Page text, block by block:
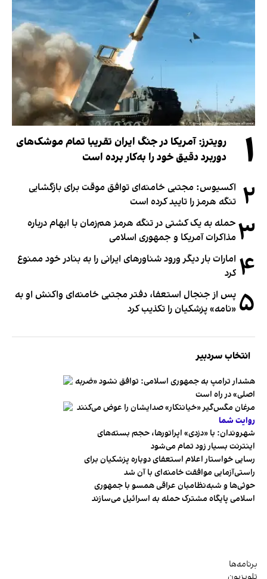
۱
رویترز: آمریکا در جنگ ایران تقریبا تمام موشک‌های
دوربرد دقیق خود را به‌کار برده است
۲ اکسیوس: مجتبی خامنه‌ای توافق موقت برای بازگشایی
تنگه هرمز را تایید کرده است
۳ حمله به یک کشتی در تنگه هرمز هم‌زمان با ابهام درباره
مذاکرات آمریکا و جمهوری اسلامی
۴ امارات بار دیگر ورود شناورهای ایرانی را به بنادر خود ممنوع
کرد
۵ پس از جنجال استعفا، دفتر مجتبی خامنه‌ای واکنش او به
«نامه» پزشکیان را تکذیب کرد
انتخاب سردبیر
هشدار ترامپ به جمهوری اسلامی: توافق نشود «ضربه
اصلی» در راه است
مرغان مگس‌گیر «خیانتکار» صدایشان را عوض می‌کنند
روایت شما
شهروندان:‌ با «دزدی» اپراتورها، حجم بسته‌های
اینترنت بسیار زود تمام می‌شود
رسایی خواستار اعلام استعفای دوباره پزشکیان برای
راستی‌آزمایی موافقت خامنه‌ای با آن شد
حوثی‌ها و شبه‌نظامیان عراقی همسو با جمهوری
اسلامی پایگاه مشترک حمله به اسرائیل می‌سازند
برنامه‌ها